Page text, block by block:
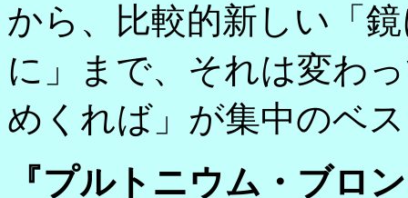
から、比較的新しい「
に」まで、それは変わ
めくれば」が集中のベ
『プルトニウム・ブロ